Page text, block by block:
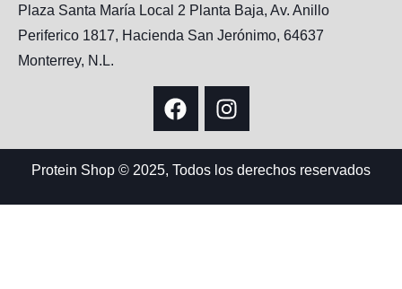
Plaza Santa María Local 2 Planta Baja, Av. Anillo
Periferico 1817, Hacienda San Jerónimo, 64637
Monterrey, N.L.
Protein Shop © 2025, Todos los derechos reservados